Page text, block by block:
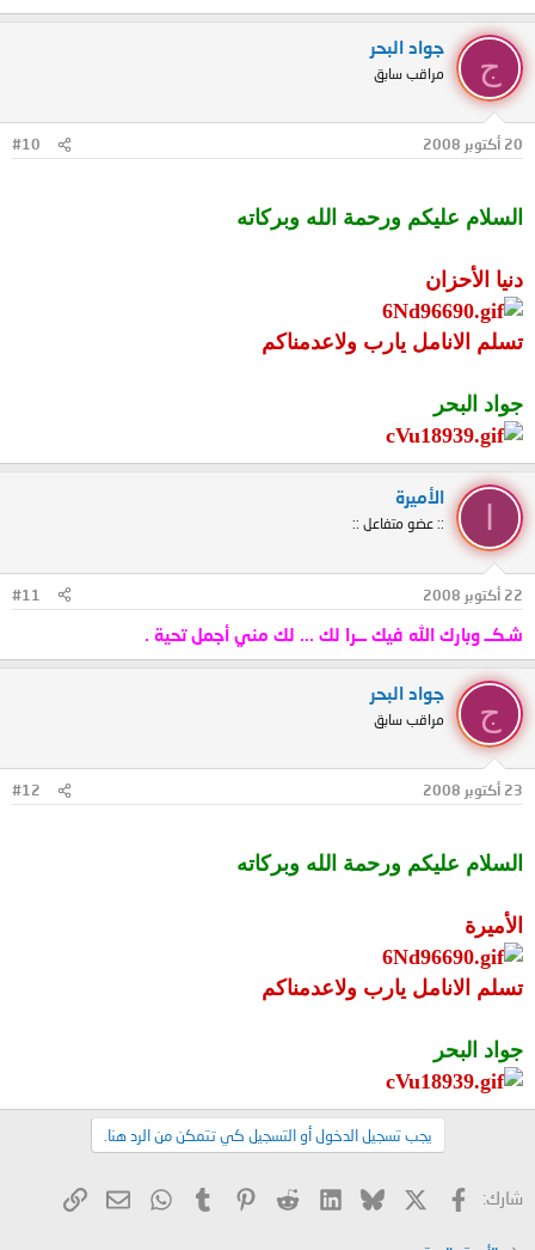
ج
جواد البحر
مراقب سابق
20 أكتوبر 2008 #10
السلام عليكم ورحمة الله وبركاته
دنيا الأحزان
تسلم الانامل يارب ولاعدمناكم
جواد البحر
الأميرة
:: عضو متفاعل ::
22 أكتوبر 2008 #11
شـكــ وبارك الله فيك ـــرا لك ... لك مني أجمل تحية .
ج
جواد البحر
مراقب سابق
23 أكتوبر 2008 #12
السلام عليكم ورحمة الله وبركاته
الأميرة
تسلم الانامل يارب ولاعدمناكم
جواد البحر
يجب تسجيل الدخول أو التسجيل كي تتمكن من الرد هنا.
شارك: فيسبوك Bluesky
LinkedIn
Reddit
Pinterest
Tumblr
WhatsApp
البريد